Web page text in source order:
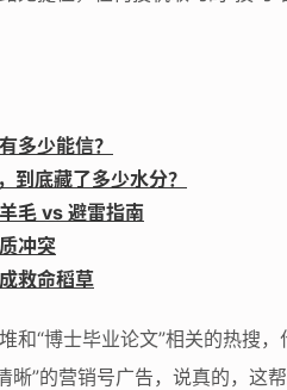
多少能信？
到底藏了多少水分？
毛 vs 避雷指南
冲突
救命稻草
和“博士毕业论文”相关的热搜，
晰”的营销号广告，说真的，这